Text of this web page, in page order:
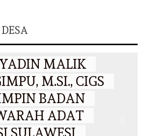
MALIK
M.SI., CIGS
BADAN
ADAT
SULAWESI